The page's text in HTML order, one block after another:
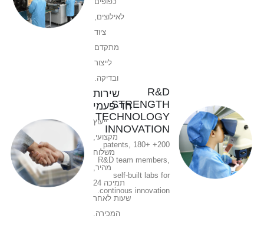
לאילוצים,
ציוד
מתקדם
לייצור
ובדיקה.
R&D
STRENGTH
TECHNOLOGY
INNOVATION
200+ patents, 180+
R&D team members,
self-built labs for
continous innovation.
שירות
חד-פעמי
ייעוץ
מקצועי,
משלוח
מהיר,
תמיכה 24
שעות לאחר
המכירה.